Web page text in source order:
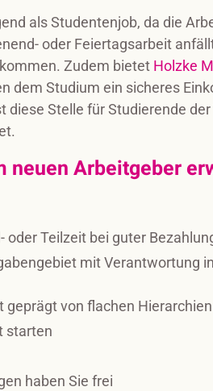
als Studentenjob, da die
oder Feiertagsarbeit
Zudem bietet Holzke
dem Studium ein sicheres
Stelle für Studierende
neuen Arbeitgeber
oder Teilzeit bei guter
mit Verantwortung
von flachen
starten
haben Sie frei